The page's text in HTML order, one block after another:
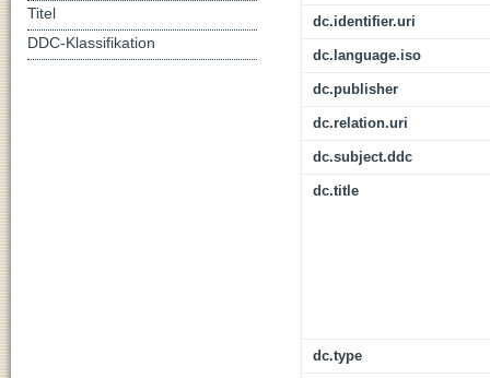
dc.identifier.uri
dc.language.iso
dc.publisher
dc.relation.uri
dc.subject.ddc
dc.title
dc.type
Titel
DDC-Klassifikation